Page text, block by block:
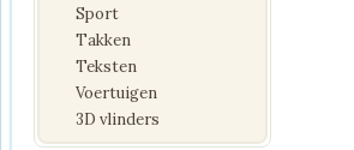
Sport
Takken
Teksten
Voertuigen
3D vlinders